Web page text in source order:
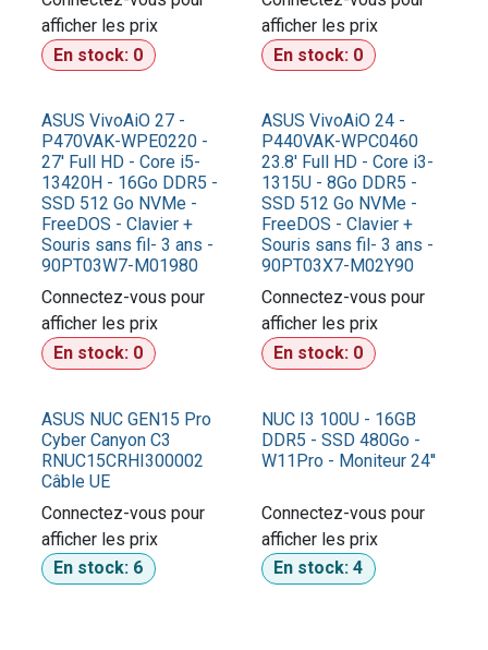
afficher les prix​
En stock: 0
afficher les prix​
En stock: 0
ASUS VivoAiO 27 -
P470VAK-WPE0220 -
27' Full HD - Core i5-
13420H - 16Go DDR5 -
SSD 512 Go NVMe -
FreeDOS - Clavier +
Souris sans fil- 3 ans -
90PT03W7-M01980
Connectez-vous pour
afficher les prix​
En stock: 0
ASUS VivoAiO 24 -
P440VAK-WPC0460
23.8' Full HD - Core i3-
1315U - 8Go DDR5 -
SSD 512 Go NVMe -
FreeDOS - Clavier +
Souris sans fil- 3 ans -
90PT03X7-M02Y90
Connectez-vous pour
afficher les prix​
En stock: 0
ASUS NUC GEN15 Pro
Cyber ​​Canyon C3
RNUC15CRHI300002
Câble UE
Connectez-vous pour
afficher les prix​
En stock: 6
NUC I3 100U - 16GB
DDR5 - SSD 480Go -
W11Pro - Moniteur 24''
Connectez-vous pour
afficher les prix​
En stock:4